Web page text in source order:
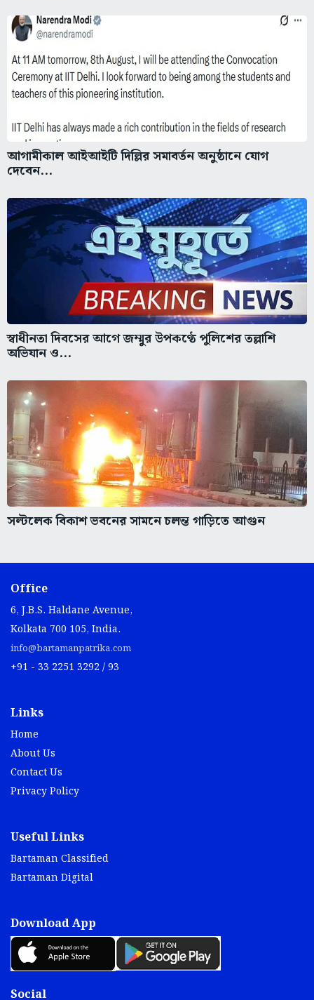
আগামীকাল আইআইটি দিল্লির সমাবর্তন অনুষ্ঠানে যোগ
দেবেন...
স্বাধীনতা দিবসের আগে জম্মুর উপকণ্ঠে পুলিশের তল্লাশি
অভিযান ও...
সল্টলেক বিকাশ ভবনের সামনে চলন্ত গাড়িতে আগুন
Office
6, J.B.S. Haldane Avenue,
Kolkata 700 105, India.
info@bartamanpatrika.com
+91 - 33 2251 3292 / 93
Links
Home
About Us
Contact Us
Privacy Policy
Useful Links
Bartaman Classified
Bartaman Digital
Download App
Social